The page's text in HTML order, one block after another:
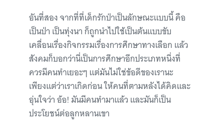
อันที่สอง จากที่ที่เด็กรักป่าเป็นลักษณะแบบนี้ คือ
เป็นป่า เป็นทุ่งนา ก็ถูกนำไปใช้เป็นต้นแบบขับ
เคลื่อนเรื่องกิจกรรมเรื่องการศึกษาทางเลือก แล้ว
สังคมก็บอกว่านี่เป็นการศึกษาอีกประเภทหนึ่งที่
ควรมีคนทำเยอะๆ แต่มันไม่ใช่ข้อดีของเรานะ
เพียงแต่ว่าเราเกิดก่อน ให้คนที่ตามหลังได้คิดและ
อุ่นใจว่า อ้อ! มันมีคนทำมาแล้ว และมันก็เป็น
ประโยชน์ต่อลูกหลานเขา